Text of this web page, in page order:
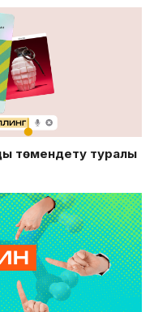
төмендету туралы